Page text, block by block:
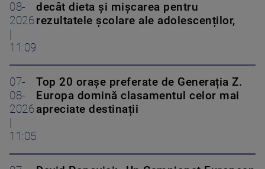
08-
2026
11:09
decât dieta și mișcarea pentru
rezultatele școlare ale adolescenților,
07-
08-
2026
11:05
Top 20 orașe preferate de Generația Z.
Europa domină clasamentul celor mai
apreciate destinații